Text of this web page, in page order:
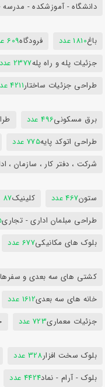
دانشگاه - آموزشکده - مدرسه
باغ1810 عدد فرودگاه609 عدد
جزئیات پله و راه پله2377 عدد
طراحی جزئیات ساختار4211 عدد
برق مسکونی496 عدد
طراحی اتوکد پایه775 عدد
شرکت ، دفتر کار ، سازمان ،
ستون467 عدد کلینیک87 عدد
طراحی مبلمان اداری - تجاری
بلوک های مکانیکی677 عدد
کشتی های سه بعدی و
خانه های سه بعدی1612 عدد
جزئیات معماری723 عدد
بلوک سخت افزار328 عدد
بلوک - آرام - نماد4424 عدد